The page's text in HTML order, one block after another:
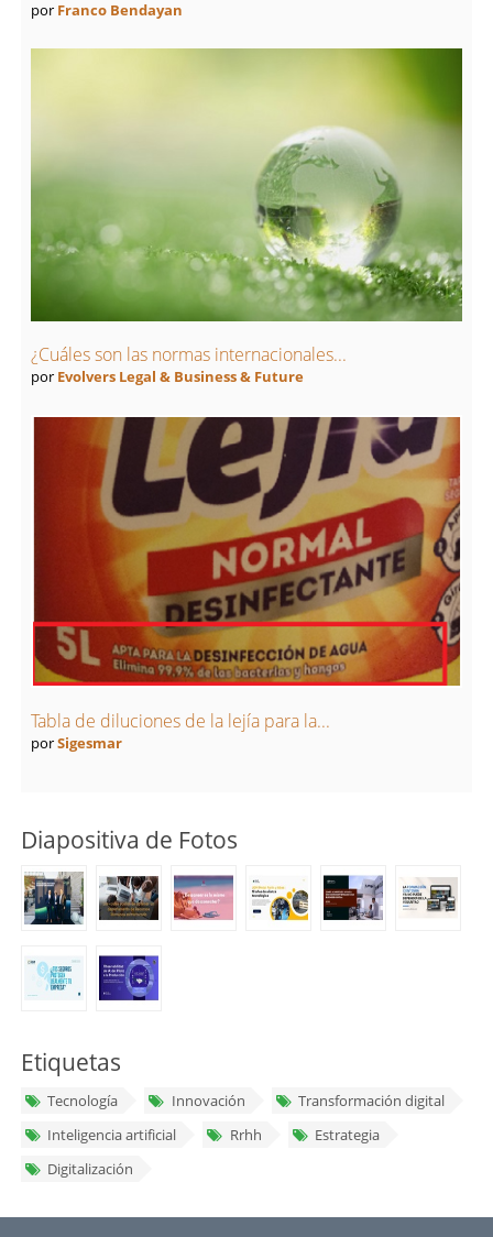
por Franco Bendayan
¿Cuáles son las normas internacionales...
por Evolvers Legal & Business & Future
Tabla de diluciones de la lejía para la...
porSigesmar
Diapositiva de Fotos
Etiquetas
Tecnología Innovación
Transformación digital
Inteligencia artificial
Rrhh
Estrategia
Digitalización